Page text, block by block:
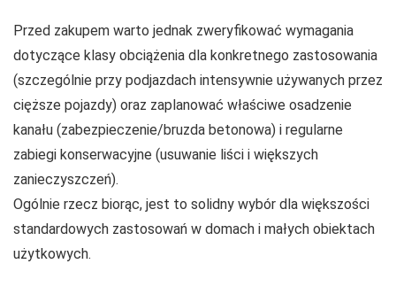
Przed zakupem warto jednak zweryfikować wymagania
dotyczące klasy obciążenia dla konkretnego zastosowania
(szczególnie przy podjazdach intensywnie używanych przez
cięższe pojazdy) oraz zaplanować właściwe osadzenie
kanału (zabezpieczenie/bruzda betonowa) i regularne
zabiegi konserwacyjne (usuwanie liści i większych
zanieczyszczeń).
Ogólnie rzecz biorąc, jest to solidny wybór dla większości
standardowych zastosowań w domach i małych obiektach
użytkowych.